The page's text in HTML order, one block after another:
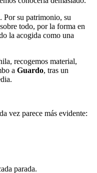
Por su patrimonio, su
todo, por la forma en
la acogida como una
recogemos material,
a Guardo, tras un
vez parece más evidente:
parada.